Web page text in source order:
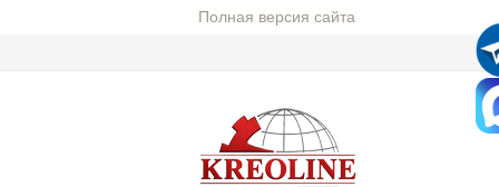
Полная версия сайта